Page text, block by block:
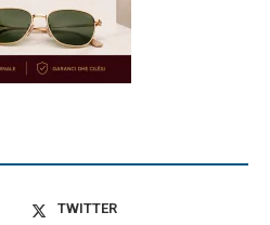
TWITTER